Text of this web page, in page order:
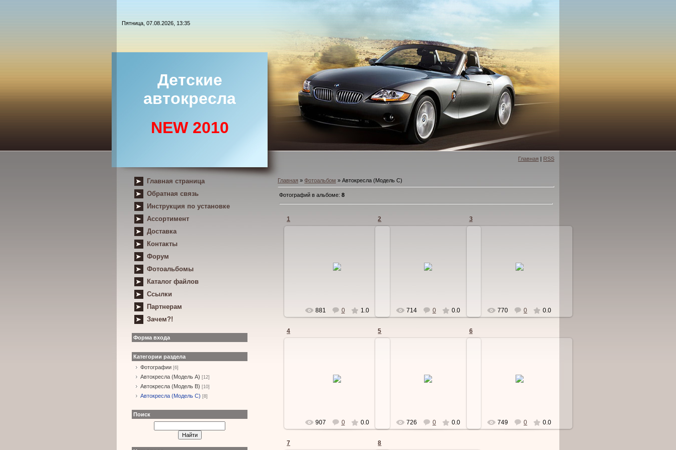
Пятница, 07.08.2026, 13:35
Детские
автокресла
NEW 2010
Главная | RSS
Главная страница
Обратная связь
Инструкция по установке
Ассортимент
Доставка
Контакты
Форум
Фотоальбомы
Каталог файлов
Ссылки
Партнерам
Зачем?!
Форма входа
Категории раздела
Фотографии [6]
Автокресла (Модель А) [12]
Автокресла (Модель B) [10]
Автокресла (Модель С) [8]
Поиск
Главная » Фотоальбом » Автокресла (Модель С)
Фотографий в альбоме: 8
1
881 0 1.0
2
714 0 0.0
3
770 0 0.0
4
907 0 0.0
5
726 0 0.0
6
749 0 0.0
7 8